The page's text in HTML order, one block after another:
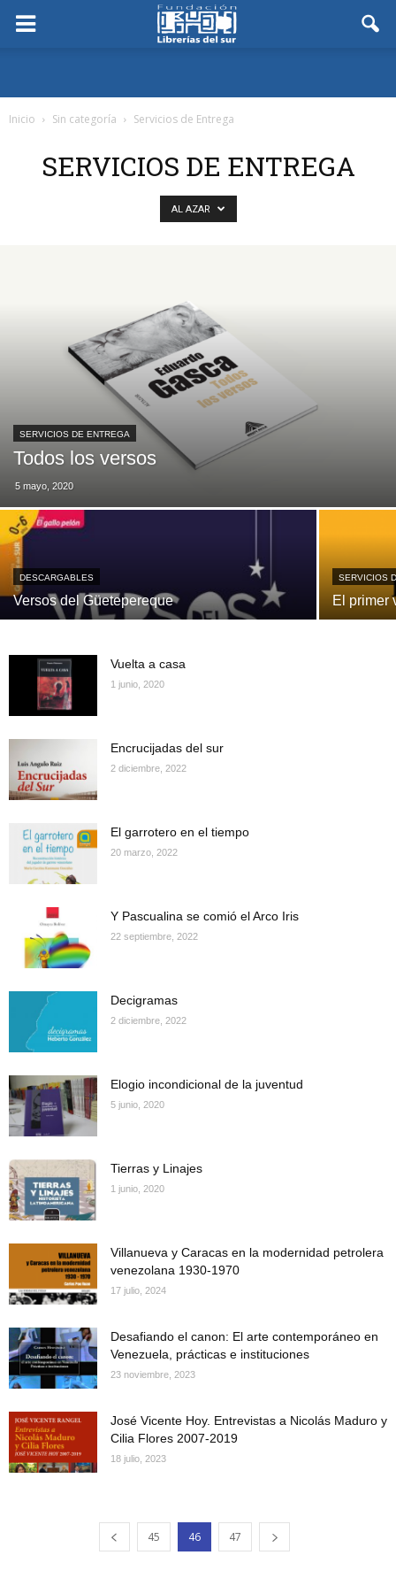
Inicio Sin categoría Servicios de Entrega
SERVICIOS DE ENTREGA
AL AZAR
SERVICIOS DE ENTREGA
Todos los versos
5 mayo, 2020
DESCARGABLES
Versos del Güetepereque
SERVICIOS
El primer
Vuelta a casa
1 junio, 2020
Encrucijadas del sur
2 diciembre, 2022
El garrotero en el tiempo
20 marzo, 2022
Y Pascualina se comió el Arco Iris
22 septiembre, 2022
Decigramas
2 diciembre, 2022
Elogio incondicional de la juventud
5 junio, 2020
Tierras y Linajes
1 junio, 2020
Villanueva y Caracas en la modernidad petrolera
venezolana 1930-1970
17 julio, 2024
Desafiando el canon: El arte contemporáneo en
Venezuela, prácticas e instituciones
23 noviembre, 2023
José Vicente Hoy. Entrevistas a Nicolás Maduro y
Cilia Flores 2007-2019
18 julio, 2023
45 46 47